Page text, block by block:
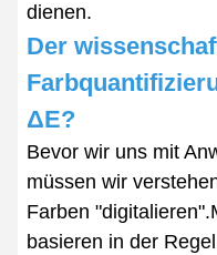
dienen.
Der
ΔE?
Bevor wir uns mit
müssen wir
Farben
basieren in der